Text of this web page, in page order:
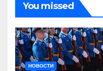
You missed
НОВОСТИ